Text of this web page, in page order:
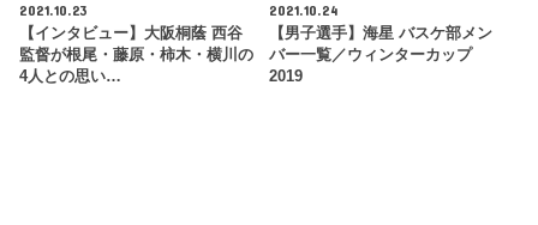
2021.10.23
【インタビュー】大阪桐蔭 西谷
監督が根尾・藤原・柿木・横川の
4人との思い…
2021.10.24
【男子選手】海星 バスケ部メン
バー一覧／ウィンターカップ
2019